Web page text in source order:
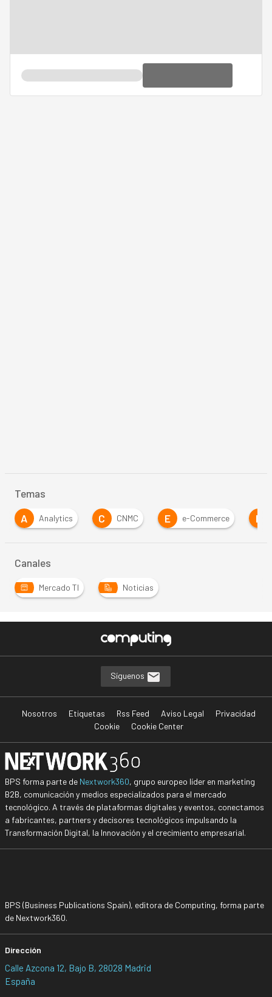
Temas
C
CNMC E e-Commerce E Empresa I
Canales
Mercado TI Noticias
Síguenos
Nosotros Etiquetas Rss Feed Aviso Legal
Privacidad
Cookie
Cookie Center
BPS forma parte de Nextwork360, grupo europeo líder en marketing
B2B, comunicación y medios especializados para el mercado
tecnológico. A través de plataformas digitales y eventos, conectamos
a fabricantes, partners y decisores tecnológicos impulsando la
Transformación Digital, la Innovación y el crecimiento empresarial.
BPS (Business Publications Spain), editora de Computing, forma parte
de Nextwork360.
Dirección
Calle Azcona 12, Bajo B, 28028 Madrid
España